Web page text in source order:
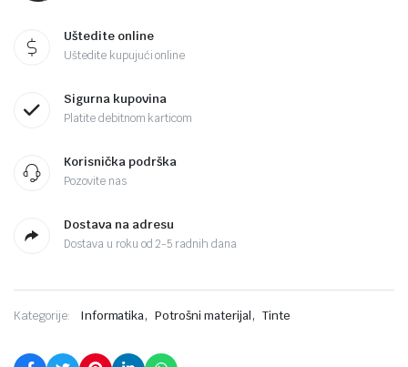
Uštedite online
Uštedite kupujući online
Sigurna kupovina
Platite debitnom karticom
Korisnička podrška
Pozovite nas
Dostava na adresu
Dostava u roku od 2-5 radnih dana
Kategorije: Informatika, Potrošni materijal, Tinte